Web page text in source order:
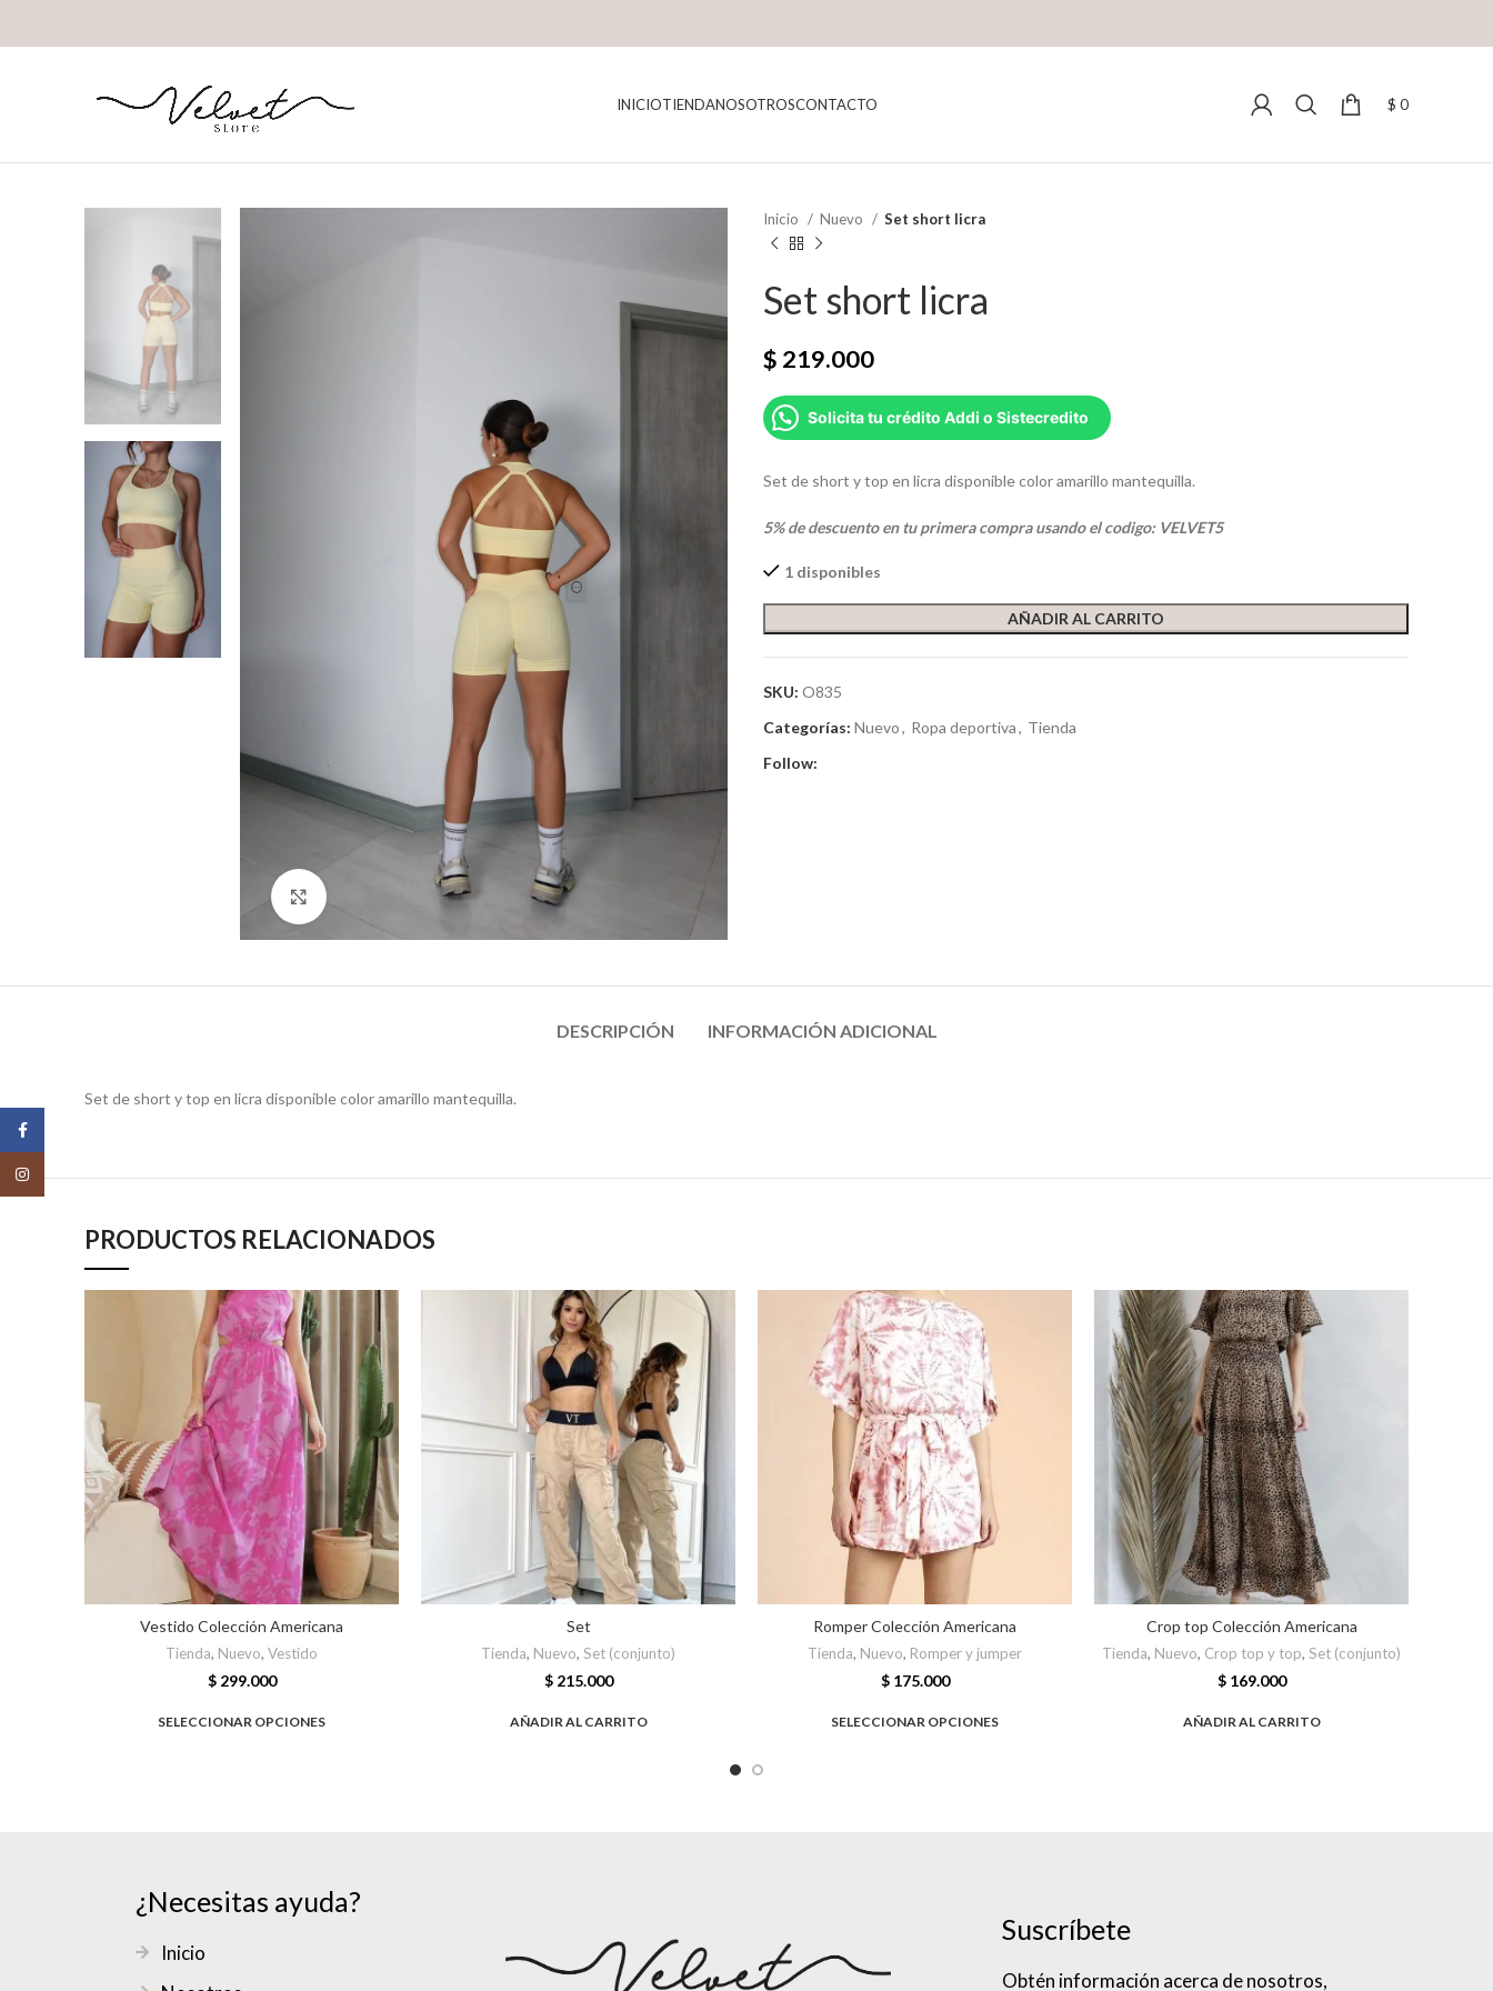
INICIOTIENDANOSOTROSCONTACTO $ 0
Click para agrandar
Inicio Nuevo Set short licra
Set short licra
$ 219.000
Solicita tu crédito Addi o Sistecredito
Set de short y top en licra disponible color amarillo mantequilla.
5% de descuento en tu primera compra usando el codigo: VELVET5
1 disponibles
AÑADIR AL CARRITO
SKU: O835
Categorías: Nuevo, Ropa deportiva, Tienda
Follow:
DESCRIPCIÓN INFORMACIÓN ADICIONAL
Set de short y top en licra disponible color amarillo mantequilla.
PRODUCTOS RELACIONADOS
Vestido Colección Americana
Tienda, Nuevo, Vestido
$299.000
SELECCIONAR OPCIONES
Set
Tienda, Nuevo, Set (conjunto)
$215.000
AÑADIR AL CARRITO
Romper Colección Americana
Tienda, Nuevo, Romper y jumper
$175.000
SELECCIONAR OPCIONES
Crop top Colección Americana
Tienda, Nuevo, Crop top y top, Set (conjunto)
$169.000
AÑADIR AL CARRITO
¿Necesitas ayuda?
Inicio
Suscríbete
Obtén información acerca de nosotros,
Instagram